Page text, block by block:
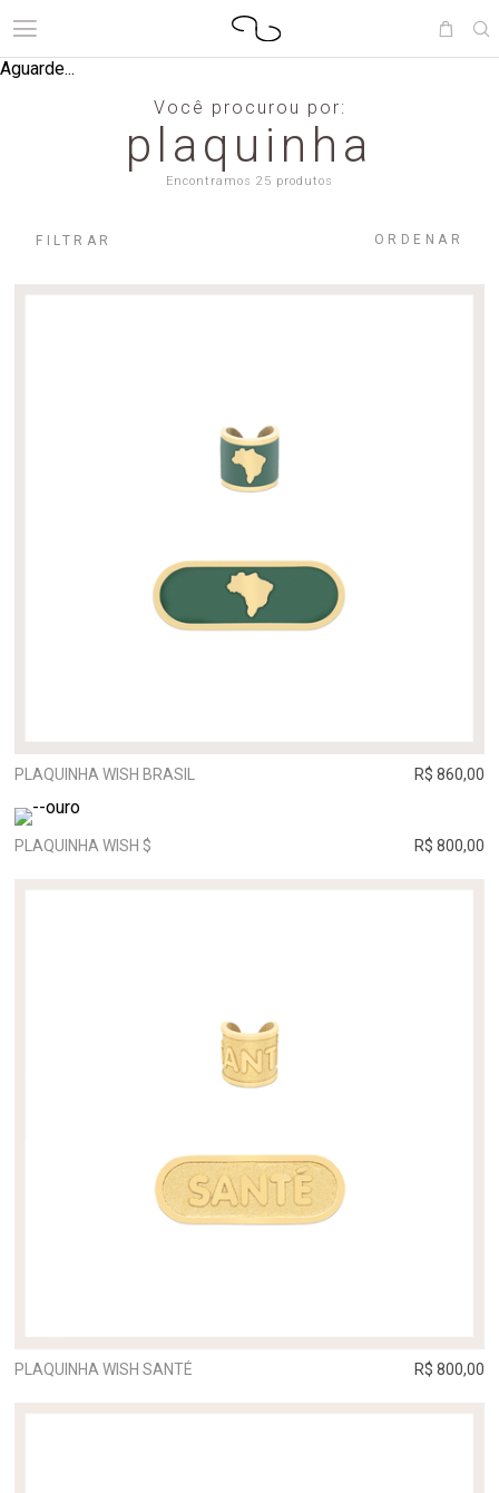
Aguarde...
Você procurou por:
plaquinha
Encontramos 25 produtos
FILTRAR ORDENAR
PLAQUINHA WISH BRASIL R$ 860,00
PLAQUINHA WISH $ R$ 800,00
PLAQUINHA WISH SANTÉ R$ 800,00